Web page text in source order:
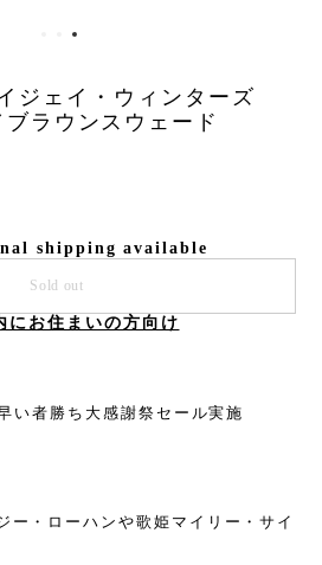
ジェイ・ウィンターズ
ラウンスウェード
shipping available
Sold out
にお住まいの方向け
い者勝ち大感謝祭セール実施
ー・ローハンや歌姫マイリー・サイ